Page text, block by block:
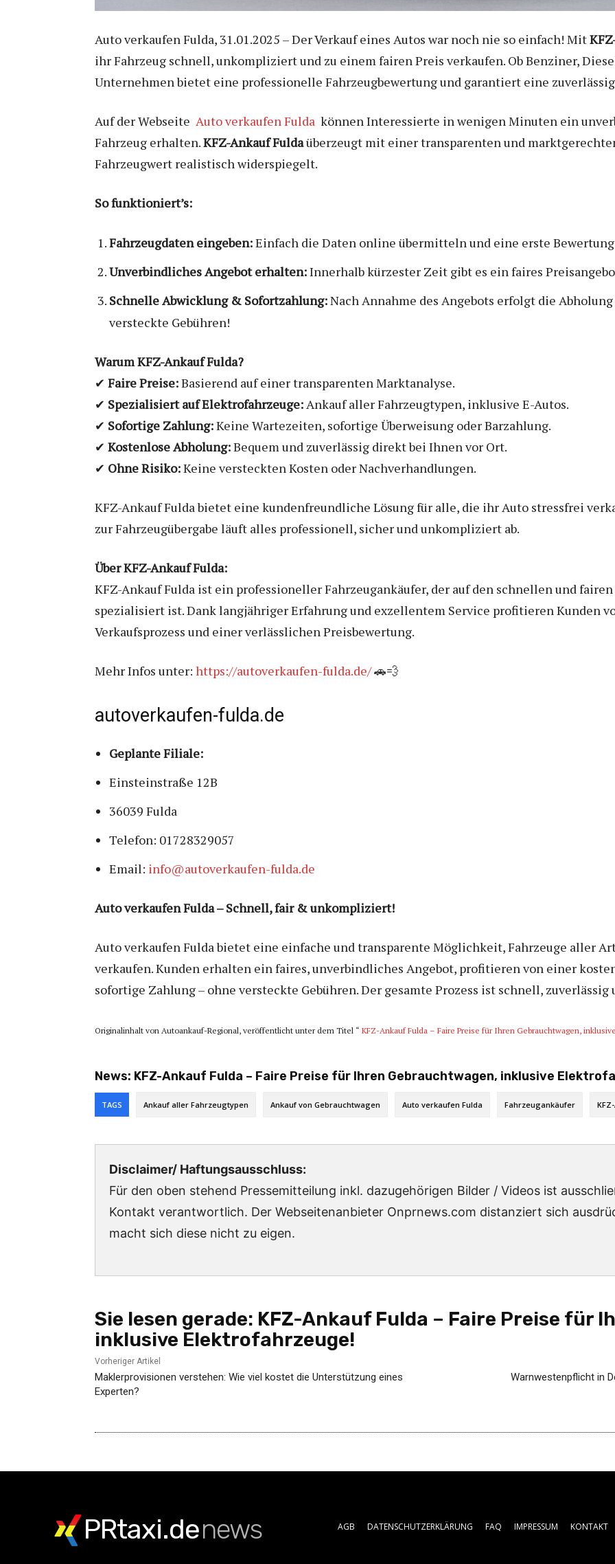
Auto verkaufen Fulda, 31.01.2025 – Der Verkauf eines Autos war noch nie so einfach! Mit
ihr Fahrzeug schnell, unkompliziert und zu einem fairen Preis verkaufen. Ob Benziner,
Unternehmen bietet eine professionelle Fahrzeugbewertung und garantiert eine
Auf der Webseite Auto verkaufen Fulda können Interessierte in wenigen Minuten ein
Fahrzeug erhalten.KFZ-Ankauf Fuldaüberzeugt mit einer transparenten und
Fahrzeugwert realistisch widerspiegelt.
So funktioniert’s:
Fahrzeugdaten eingeben:Einfach die Daten online übermitteln und eine erste
Unverbindliches Angebot erhalten:Innerhalb kürzester Zeit gibt es ein faires
Schnelle Abwicklung & Sofortzahlung:Nach Annahme des Angebots erfolgt die
versteckte Gebühren!
Warum KFZ-Ankauf Fulda?
✔ Faire Preise:Basierend auf einer transparenten Marktanalyse.
✔ Spezialisiert auf Elektrofahrzeuge:Ankauf aller Fahrzeugtypen, inklusive E-Autos.
✔ Sofortige Zahlung:Keine Wartezeiten, sofortige Überweisung oder Barzahlung.
✔ Kostenlose Abholung:Bequem und zuverlässig direkt bei Ihnen vor Ort.
✔ Ohne Risiko:Keine versteckten Kosten oder Nachverhandlungen.
KFZ-Ankauf Fulda bietet eine kundenfreundliche Lösung für alle, die ihr Auto stressfrei
zur Fahrzeugübergabe läuft alles professionell, sicher und unkompliziert ab.
Über KFZ-Ankauf Fulda:
KFZ-Ankauf Fulda ist ein professioneller Fahrzeugankäufer, der auf den schnellen und
spezialisiert ist. Dank langjähriger Erfahrung und exzellentem Service profitieren Kunden
Verkaufsprozess und einer verlässlichen Preisbewertung.
Mehr Infos unter: https://autoverkaufen-fulda.de/🚗💨
autoverkaufen-fulda.de
Geplante Filiale:
Einsteinstraße 12B
36039 Fulda
Telefon: 01728329057
Email: info@autoverkaufen-fulda.de
Auto verkaufen Fulda – Schnell, fair & unkompliziert!
Auto verkaufen Fulda bietet eine einfache und transparente Möglichkeit, Fahrzeuge aller
verkaufen. Kunden erhalten ein faires, unverbindliches Angebot, profitieren von einer
sofortige Zahlung – ohne versteckte Gebühren. Der gesamte Prozess ist schnell, zuverlässig
Originalinhalt von Autoankauf-Regional, veröffentlicht unter dem Titel “ KFZ-Ankauf Fulda – Faire Preise für Ihren Gebrauchtwagen,
News: KFZ-Ankauf Fulda – Faire Preise für Ihren Gebrauchtwagen, inklusive
TAGS Ankauf aller Fahrzeugtypen Ankauf von Gebrauchtwagen Auto verkaufen Fulda Fahrzeugankäufer
Disclaimer/ Haftungsausschluss:
Für den oben stehend Pressemitteilung inkl. dazugehörigen Bilder / Videos ist
Kontakt verantwortlich. Der Webseitenanbieter Onprnews.com distanziert sich
macht sich diese nicht zu eigen.
Sie lesen gerade: KFZ-Ankauf Fulda – Faire Preise für
inklusive Elektrofahrzeuge!
Vorheriger Artikel
Maklerprovisionen verstehen: Wie viel kostet die Unterstützung eines
Experten?
Warnwestenpflicht in
PRtaxi.denews AGB DATENSCHUTZERKLÄRUNG FAQ IMPRESSUM KONTAKT